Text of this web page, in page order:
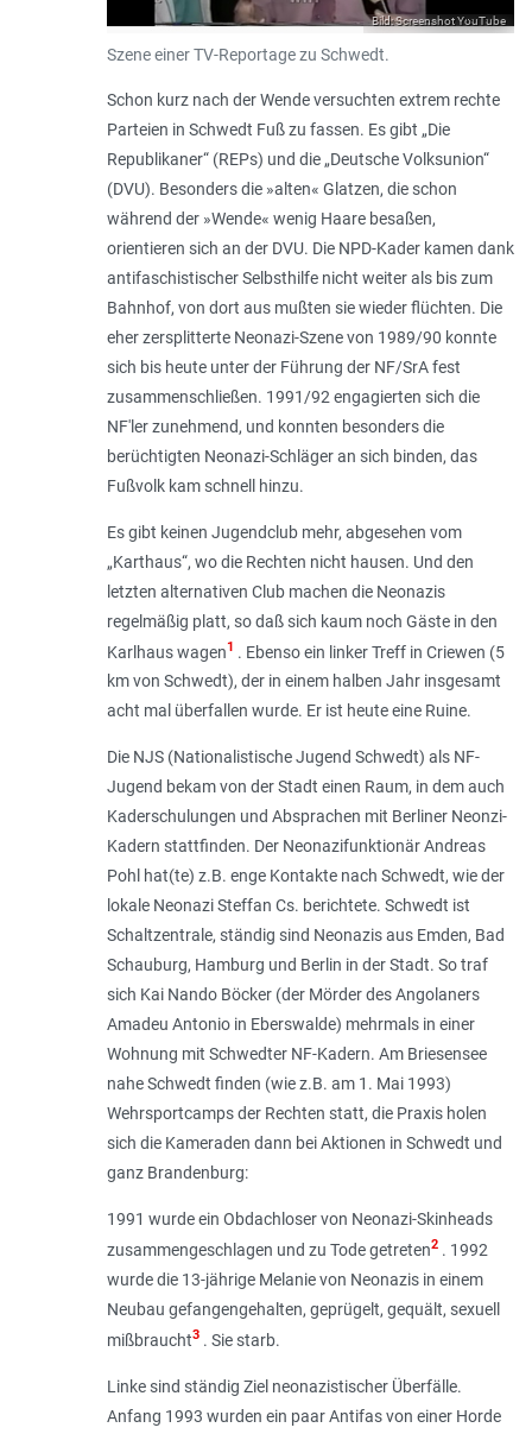
Bild: Screenshot YouTube
Szene einer TV-Reportage zu Schwedt.
Schon kurz nach der Wende versuchten extrem rechte
Parteien in Schwedt Fuß zu fassen. Es gibt „Die
Republikaner“ (REPs) und die „Deutsche Volksunion“
(DVU). Besonders die »alten« Glatzen, die schon
während der »Wende« wenig Haare besaßen,
orientieren sich an der DVU. Die NPD-Kader kamen dank
antifaschistischer Selbsthilfe nicht weiter als bis zum
Bahnhof, von dort aus mußten sie wieder flüchten. Die
eher zersplitterte Neonazi-Szene von 1989/90 konnte
sich bis heute unter der Führung der NF/SrA fest
zusammenschließen. 1991/92 engagierten sich die
NF'ler zunehmend, und konnten besonders die
berüchtigten Neonazi-Schläger an sich binden, das
Fußvolk kam schnell hinzu.
Es gibt keinen Jugendclub mehr, abgesehen vom
„Karthaus“, wo die Rechten nicht hausen. Und den
letzten alternativen Club machen die Neonazis
regelmäßig platt, so daß sich kaum noch Gäste in den
Karlhaus wagen1 . Ebenso ein linker Treff in Criewen (5
km von Schwedt), der in einem halben Jahr insgesamt
acht mal überfallen wurde. Er ist heute eine Ruine.
Die NJS (Nationalistische Jugend Schwedt) als NF-
Jugend bekam von der Stadt einen Raum, in dem auch
Kaderschulungen und Absprachen mit Berliner Neonzi-
Kadern stattfinden. Der Neonazifunktionär Andreas
Pohl hat(te) z.B. enge Kontakte nach Schwedt, wie der
lokale Neonazi Steffan Cs. berichtete. Schwedt ist
Schaltzentrale, ständig sind Neonazis aus Emden, Bad
Schauburg, Hamburg und Berlin in der Stadt. So traf
sich Kai Nando Böcker (der Mörder des Angolaners
Amadeu Antonio in Eberswalde) mehrmals in einer
Wohnung mit Schwedter NF-Kadern. Am Briesensee
nahe Schwedt finden (wie z.B. am 1. Mai 1993)
Wehrsportcamps der Rechten statt, die Praxis holen
sich die Kameraden dann bei Aktionen in Schwedt und
ganz Brandenburg:
1991 wurde ein Obdachloser von Neonazi-Skinheads
zusammengeschlagen und zu Tode getreten2. 1992
wurde die 13-jährige Melanie von Neonazis in einem
Neubau gefangengehalten, geprügelt, gequält, sexuell
mißbraucht3. Sie starb.
Linke sind ständig Ziel neonazistischer Überfälle.
Anfang 1993 wurden ein paar Antifas von einer Horde